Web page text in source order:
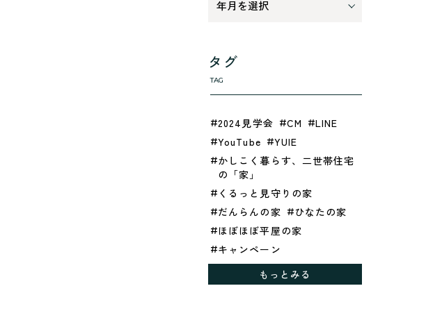
タグ
TAG
2024見学会 CM
LINE
YouTube
YUIE
かしこく暮らす、二世帯住宅
の「家」
くるっと見守りの家
だんらんの家
ひなたの家
ほぼほぼ平屋の家
キャンペーン
グレイッシュでクールな家
シックブラウンで調和する
もっとみる